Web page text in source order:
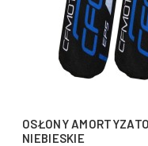
OSŁONY
NIEBIESKIE